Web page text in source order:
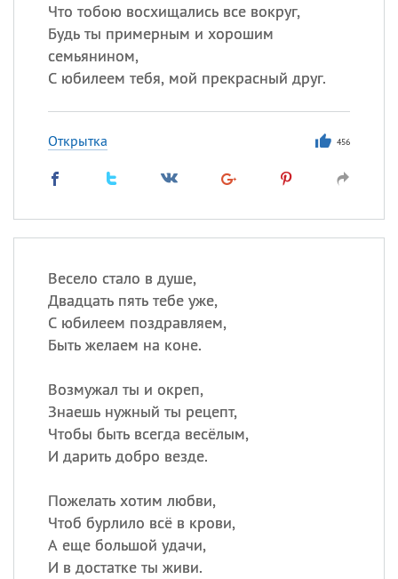
Что тобою восхищались все вокруг,
Будь ты примерным и хорошим
семьянином,
С юбилеем тебя, мой прекрасный друг.
Открытка 456
Весело стало в душе,
Двадцать пять тебе уже,
С юбилеем поздравляем,
Быть желаем на коне.
Возмужал ты и окреп,
Знаешь нужный ты рецепт,
Чтобы быть всегда весёлым,
И дарить добро везде.
Пожелать хотим любви,
Чтоб бурлило всё в крови,
А еще большой удачи,
И в достатке ты живи.